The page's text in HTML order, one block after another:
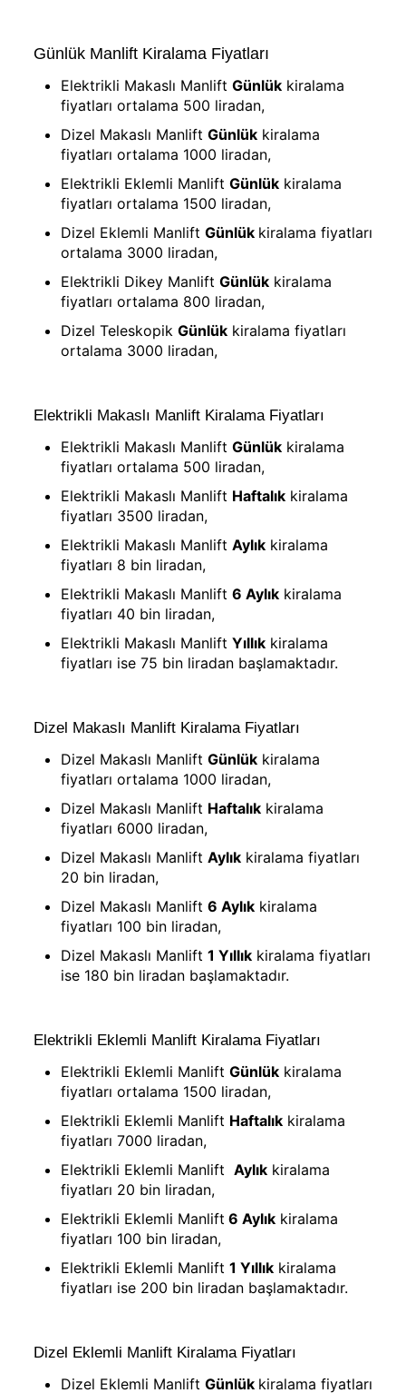
Günlük Manlift Kiralama Fiyatları
Elektrikli Makaslı Manlift Günlükkiralama
fiyatları ortalama 500 liradan,
Dizel Makaslı Manlift Günlükkiralama
fiyatları ortalama 1000 liradan,
Elektrikli Eklemli Manlift Günlükkiralama
fiyatları ortalama 1500 liradan,
Dizel Eklemli Manlift Günlük kiralama fiyatları
ortalama 3000 liradan,
Elektrikli Dikey Manlift Günlükkiralama
fiyatları ortalama 800 liradan,
Dizel Teleskopik Günlükkiralama fiyatları
ortalama 3000 liradan,
Elektrikli Makaslı Manlift Kiralama Fiyatları
Elektrikli Makaslı Manlift Günlükkiralama
fiyatları ortalama 500 liradan,
Elektrikli Makaslı Manlift Haftalıkkiralama
fiyatları 3500 liradan,
Elektrikli Makaslı Manlift Aylıkkiralama
fiyatları 8 bin liradan,
Elektrikli Makaslı Manlift 6 Aylıkkiralama
fiyatları 40 bin liradan,
Elektrikli Makaslı Manlift Yıllıkkiralama
fiyatları ise 75 bin liradan başlamaktadır.
Dizel Makaslı Manlift Kiralama Fiyatları
Dizel Makaslı Manlift Günlükkiralama
fiyatları ortalama 1000 liradan,
Dizel Makaslı Manlift Haftalıkkiralama
fiyatları 6000 liradan,
Dizel Makaslı Manlift Aylıkkiralama fiyatları
20 bin liradan,
Dizel Makaslı Manlift 6 Aylıkkiralama
fiyatları 100 bin liradan,
Dizel Makaslı Manlift 1 Yıllıkkiralama fiyatları
ise 180 bin liradan başlamaktadır.
Elektrikli Eklemli Manlift Kiralama Fiyatları
Elektrikli Eklemli Manlift Günlükkiralama
fiyatları ortalama 1500 liradan,
Elektrikli Eklemli Manlift Haftalıkkiralama
fiyatları 7000 liradan,
Elektrikli Eklemli Manlift Aylıkkiralama
fiyatları 20 bin liradan,
Elektrikli Eklemli Manlift 6 Aylıkkiralama
fiyatları 100 bin liradan,
Elektrikli Eklemli Manlift 1 Yıllıkkiralama
fiyatları ise 200 bin liradan başlamaktadır.
Dizel Eklemli Manlift Kiralama Fiyatları
Dizel Eklemli Manlift Günlük kiralama fiyatları